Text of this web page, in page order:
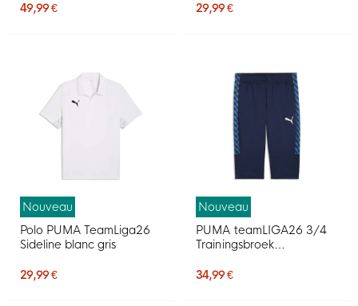
49,99 €
29,99 €
Nouveau
Polo PUMA TeamLiga26
Sideline blanc gris
29,99 €
Nouveau
PUMA teamLIGA26 3/4
Trainingsbroek
34,99 €